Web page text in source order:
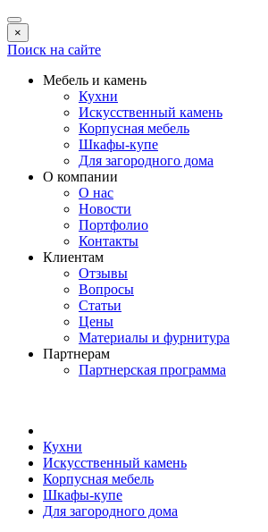
×
Поиск на сайте
Мебель и камень
Кухни
Искусственный камень
Корпусная мебель
Шкафы-купе
Для загородного дома
О компании
О нас
Новости
Портфолио
Контакты
Клиентам
Отзывы
Вопросы
Статьи
Цены
Материалы и фурнитура
Партнерам
Партнерская программа
Кухни
Искусственный камень
Корпусная мебель
Шкафы-купе
Для загородного дома